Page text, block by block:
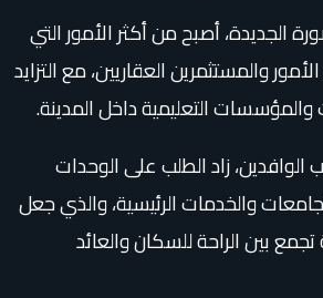
الجديدة، أصبح من أكثر الأمور التي
والمستثمرين العقاريين، مع التزايد
التعليمية داخل المدينة.
الوافدين، زاد الطلب على الوحدات
والخدمات الرئيسية، والذي جعل
بين الراحة للسكان والعائد